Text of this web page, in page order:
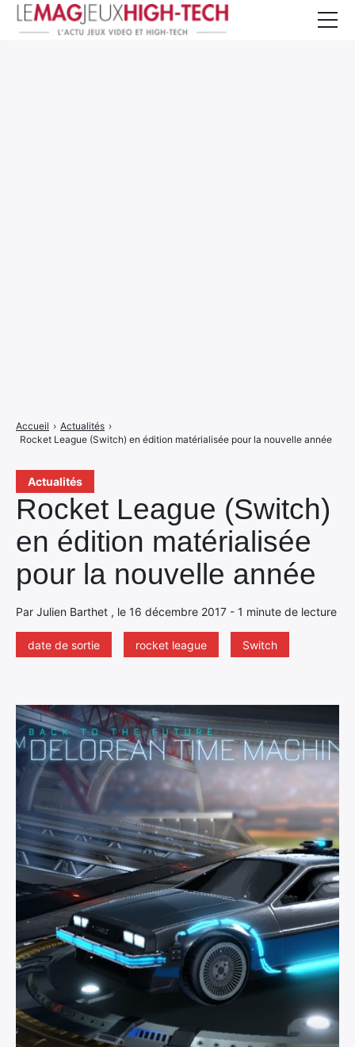
Actualités
Rocket League (Switch)
en édition matérialisée
pour la nouvelle année
Par Julien Barthet , le 16 décembre 2017 - 1 minute de lecture
date de sortie rocket league Switch
Accueil › Actualités ›
Rocket League (Switch) en édition matérialisée pour la nouvelle année